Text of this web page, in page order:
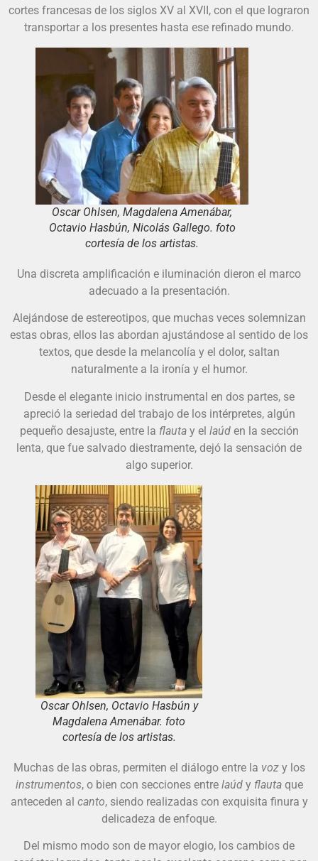
cortes francesas de los siglos XV al XVII, con el que lograron
transportar a los presentes hasta ese refinado mundo.
Oscar Ohlsen, Magdalena Amenábar,
Octavio Hasbún, Nicolás Gallego. foto
cortesía de los artistas.
Una discreta amplificación e iluminación dieron el marco
adecuado a la presentación.
Alejándose de estereotipos, que muchas veces solemnizan
estas obras, ellos las abordan ajustándose al sentido de los
textos, que desde la melancolía y el dolor, saltan
naturalmente a la ironía y el humor.
Desde el elegante inicio instrumental en dos partes, se
apreció la seriedad del trabajo de los intérpretes, algún
pequeño desajuste, entre la flautay el laúden la sección
lenta, que fue salvado diestramente, dejó la sensación de
algo superior.
Oscar Ohlsen, Octavio Hasbún y
Magdalena Amenábar. foto
cortesía de los artistas.
Muchas de las obras, permiten el diálogo entre la vozy los
instrumentos, o bien con secciones entre laúdy flautaque
anteceden al canto, siendo realizadas con exquisita finura y
delicadeza de enfoque.
Del mismo modo son de mayor elogio, los cambios de